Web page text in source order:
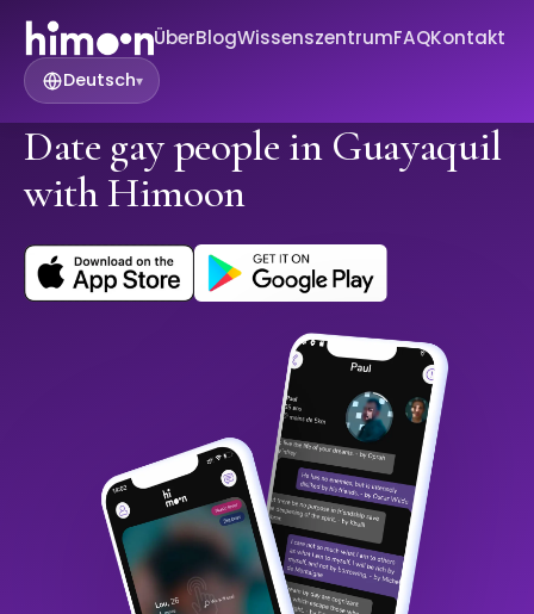
ÜberBlogWissenszentrumFAQKontakt
Deutsch▾
Date gay people in Guayaquil
with Himoon